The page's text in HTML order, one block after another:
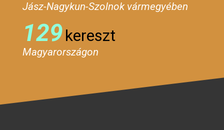
Jász-Nagykun-Szolnok vármegyében
129kereszt
Magyarországon